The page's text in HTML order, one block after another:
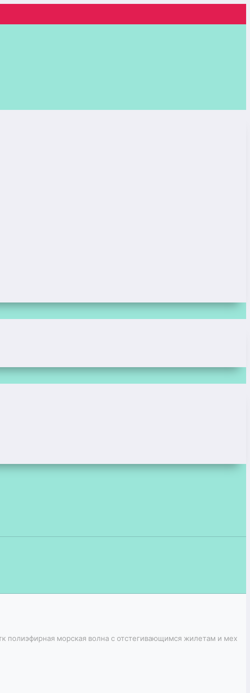
полиэфирная морская волна с отстегивающимся жилетам и мех